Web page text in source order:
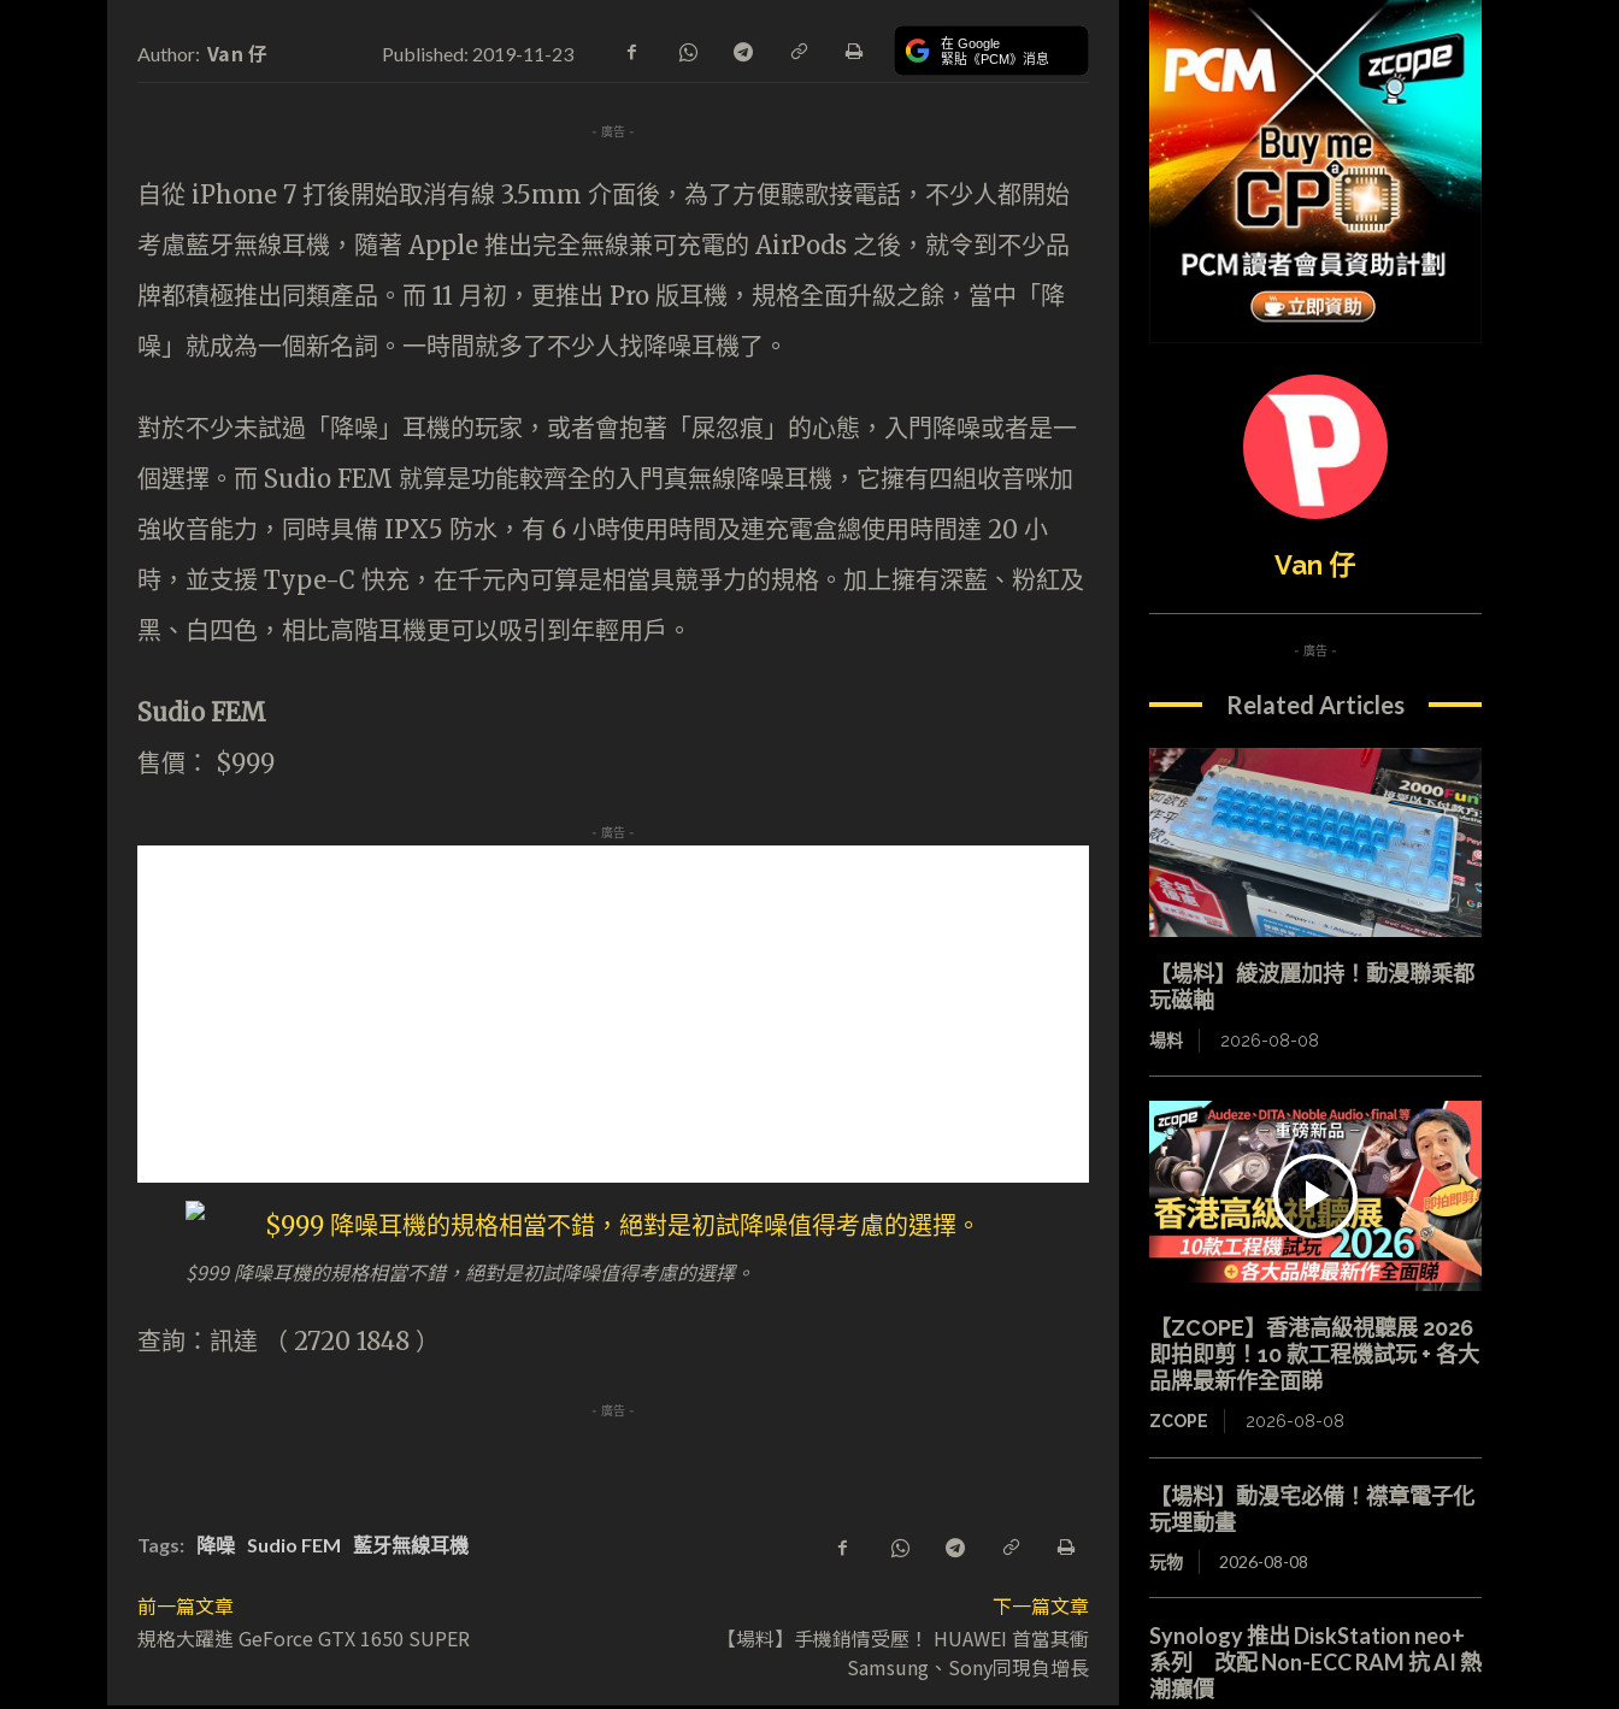
Author: Van 仔 Published: 2019-11-23 在 Google
緊貼《PCM》消息
- 廣告 -
自從 iPhone 7 打後開始取消有線 3.5mm 介面後，為了方便聽歌接電話，不少人都開始
考慮藍牙無線耳機，隨著 Apple 推出完全無線兼可充電的 AirPods 之後，就令到不少品
牌都積極推出同類產品。而 11 月初，更推出 Pro 版耳機，規格全面升級之餘，當中「降
噪」就成為一個新名詞。一時間就多了不少人找降噪耳機了。
對於不少未試過「降噪」耳機的玩家，或者會抱著「屎忽痕」的心態，入門降噪或者是一
個選擇。而 Sudio FEM 就算是功能較齊全的入門真無線降噪耳機，它擁有四組收音咪加
強收音能力，同時具備 IPX5 防水，有 6 小時使用時間及連充電盒總使用時間達 20 小
時，並支援 Type-C 快充，在千元內可算是相當具競爭力的規格。加上擁有深藍、粉紅及
黑、白四色，相比高階耳機更可以吸引到年輕用戶。
Sudio FEM
售價： $999
- 廣告 -
$999 降噪耳機的規格相當不錯，絕對是初試降噪值得考慮的選擇。
查詢：訊達 （ 2720 1848 ）
- 廣告 -
Tags: 降噪 Sudio FEM 藍牙無線耳機
前一篇文章
規格大躍進 GeForce GTX 1650 SUPER
下一篇文章
【場料】手機銷情受壓！ HUAWEI 首當其衝
Samsung、Sony同現負增長
Van 仔
- 廣告 -
Related Articles
【場料】綾波麗加持！動漫聯乘都
玩磁軸
場料 2026-08-08
【ZCOPE】香港高級視聽展 2026
即拍即剪！10 款工程機試玩 + 各大
品牌最新作全面睇
ZCOPE 2026-08-08
【場料】動漫宅必備！襟章電子化
玩埋動畫
玩物 2026-08-08
Synology 推出 DiskStation neo+
系列 改配 Non-ECC RAM 抗 AI 熱
潮癲價